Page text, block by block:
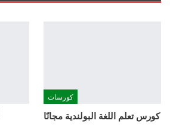
كورسات
كورس تعلم اللغة البولندية مجانًا